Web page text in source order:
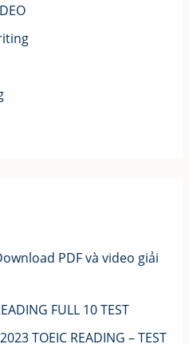
PDF và video giải
FULL 10 TEST
TOEIC READING – TEST